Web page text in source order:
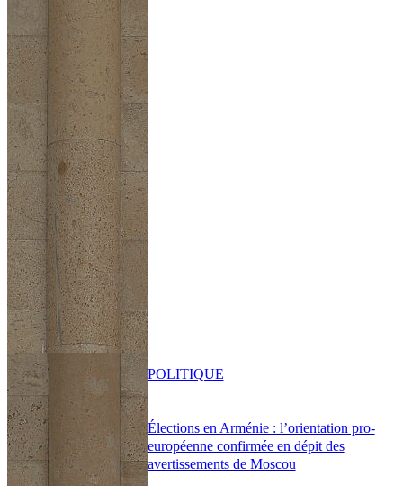
Élections en Arménie : l’orientation pro-
européenne confirmée en dépit des
avertissements de Moscou
POLITIQUE